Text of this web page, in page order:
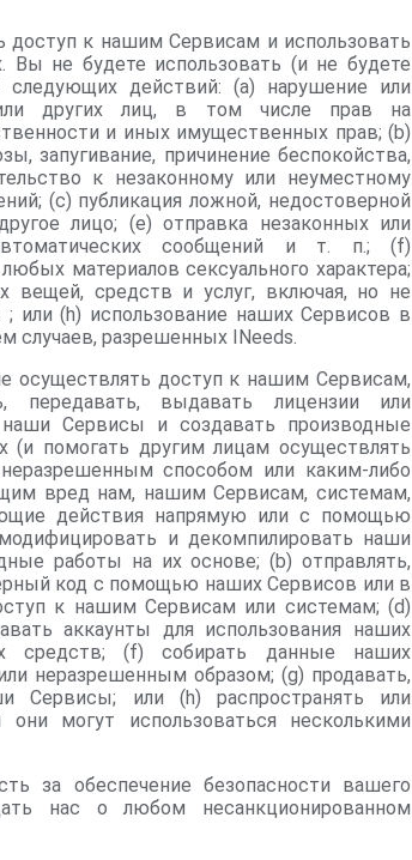
доступ к нашим Сервисам и использовать
не будете использовать (и не будете
действий: (a) нарушение или
или других лиц, в том числе прав на
и иных имущественных прав; (b)
запугивание, причинение беспокойства,
к незаконному или неуместному
(c) публикация ложной, недостоверной
лицо; (e) отправка незаконных или
сообщений и т. п.; (f)
материалов сексуального характера;
вещей, средств и услуг, включая, но не
или (h) использование наших Сервисов в
случаев, разрешенных INeeds.
осуществлять доступ к нашим Сервисам,
передавать, выдавать лицензии или
наши Сервисы и создавать производные
помогать другим лицам осуществлять
способом или каким-либо
вред нам, нашим Сервисам, системам,
действия напрямую или с помощью
и декомпилировать наши
работы на их основе; (b) отправлять,
код с помощью наших Сервисов или в
к нашим Сервисам или системам; (d)
аккаунты для использования наших
средств; (f) собирать данные наших
неразрешенным образом; (g) продавать,
Сервисы; или (h) распространять или
могут использоваться несколькими
за обеспечение безопасности вашего
нас о любом несанкционированном